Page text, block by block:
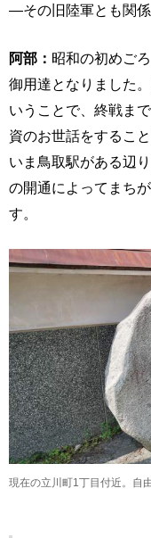
―その旧陸軍とも関
阿部： 昭和の初めご
御用達となりました
いうことで、終戦ま
資のお世話をするこ
いま鳥取駅がある辺
の開通によってまち
す。
現在の立川町1丁目付近。自